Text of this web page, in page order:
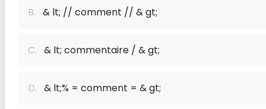
B. & lt; // comment // & gt;
C. & lt; commentaire / & gt;
D. & lt;% = comment = & gt;